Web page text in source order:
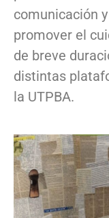
comunicación
promover el
de breve
distintas
la UTPBA.